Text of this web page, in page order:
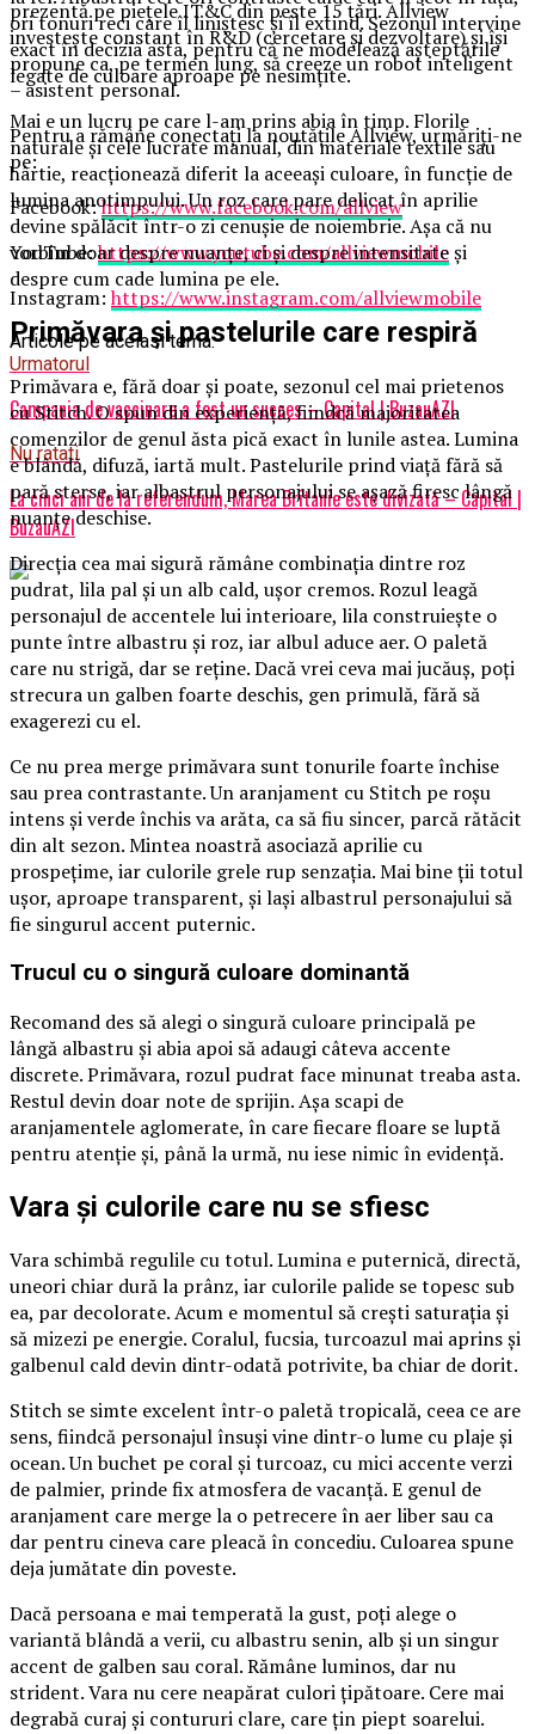
prezentă pe piețele IT&C din peste 15 țări. Allview
investește constant în R&D (cercetare și dezvoltare) și își
propune ca, pe termen lung, să creeze un robot inteligent
– asistent personal.
Pentru a rămâne conectați la noutățile Allview, urmăriți-ne
pe:
Facebook:https://www.facebook.com/allview
YouTube:https://www.youtube.com/allviewmobile
Instagram:https://www.instagram.com/allviewmobile
Articole pe aceiasi tema:
Urmatorul
Campania de vaccinare a fost un succes – Capital | BuzauAZI
Nu ratati
La cinci ani de la referendum, Marea Britanie este divizată – Capital |
BuzauAZI
ori tonuri reci care îl liniștesc și îl extind. Sezonul intervine
exact în decizia asta, pentru că ne modelează așteptările
legate de culoare aproape pe nesimțite.
Mai e un lucru pe care l-am prins abia în timp. Florile
naturale și cele lucrate manual, din materiale textile sau
hârtie, reacționează diferit la aceeași culoare, în funcție de
lumina anotimpului. Un roz care pare delicat în aprilie
devine spălăcit într-o zi cenușie de noiembrie. Așa că nu
vorbim doar despre nuanțe, ci și despre intensitate și
despre cum cade lumina pe ele.
Primăvara și pastelurile care respiră
Primăvara e, fără doar și poate, sezonul cel mai prietenos
cu Stitch. O spun din experiență, fiindcă majoritatea
comenzilor de genul ăsta pică exact în lunile astea. Lumina
e blândă, difuză, iartă mult. Pastelurile prind viață fără să
pară sterse, iar albastrul personajului se așază firesc lângă
nuanțe deschise.
Direcția cea mai sigură rămâne combinația dintre roz
pudrat, lila pal și un alb cald, ușor cremos. Rozul leagă
personajul de accentele lui interioare, lila construiește o
punte între albastru și roz, iar albul aduce aer. O paletă
care nu strigă, dar se reține. Dacă vrei ceva mai jucăuș, poți
strecura un galben foarte deschis, gen primulă, fără să
exagerezi cu el.
Ce nu prea merge primăvara sunt tonurile foarte închise
sau prea contrastante. Un aranjament cu Stitch pe roșu
intens și verde închis va arăta, ca să fiu sincer, parcă rătăcit
din alt sezon. Mintea noastră asociază aprilie cu
prospețime, iar culorile grele rup senzația. Mai bine ții totul
ușor, aproape transparent, și lași albastrul personajului să
fie singurul accent puternic.
Trucul cu o singură culoare dominantă
Recomand des să alegi o singură culoare principală pe
lângă albastru și abia apoi să adaugi câteva accente
discrete. Primăvara, rozul pudrat face minunat treaba asta.
Restul devin doar note de sprijin. Așa scapi de
aranjamentele aglomerate, în care fiecare floare se luptă
pentru atenție și, până la urmă, nu iese nimic în evidență.
Vara și culorile care nu se sfiesc
Vara schimbă regulile cu totul. Lumina e puternică, directă,
uneori chiar dură la prânz, iar culorile palide se topesc sub
ea, par decolorate. Acum e momentul să crești saturația și
să mizezi pe energie. Coralul, fucsia, turcoazul mai aprins și
galbenul cald devin dintr-odată potrivite, ba chiar de dorit.
Stitch se simte excelent într-o paletă tropicală, ceea ce are
sens, fiindcă personajul însuși vine dintr-o lume cu plaje și
ocean. Un buchet pe coral și turcoaz, cu mici accente verzi
de palmier, prinde fix atmosfera de vacanță. E genul de
aranjament care merge la o petrecere în aer liber sau ca
dar pentru cineva care pleacă în concediu. Culoarea spune
deja jumătate din poveste.
Dacă persoana e mai temperată la gust, poți alege o
variantă blândă a verii, cu albastru senin, alb și un singur
accent de galben sau coral. Rămâne luminos, dar nu
strident. Vara nu cere neapărat culori țipătoare. Cere mai
degrabă curaj și contururi clare, care țin piept soarelui.